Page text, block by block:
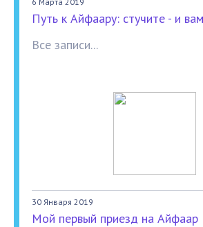
Путь к Айфаару: стучите - и
Все записи...
30 Января 2019
Мой первый приезд на Айфаар